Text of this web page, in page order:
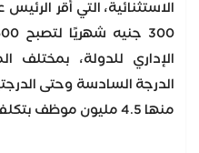
الاستثنائية، التي أقر
الإداري للدولة، بمختلف
الدرجة السادسة وحتى
منها 4.5 مليون موظف بتكلفة سنوية بنحو 16.4 مليار جنيه.